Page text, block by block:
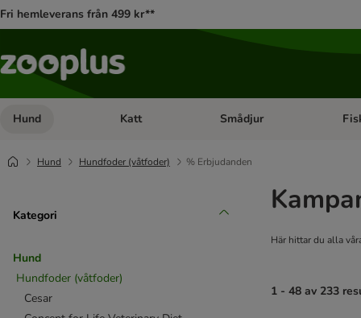
Fri hemleverans från 499 kr**
Hund Open category menu: Hund
Katt Open category menu: Katt
Smådjur
Hund Hundfoder (våtfoder) % Erbjudanden
Kategori
Hund
Hundfoder (våtfoder)
Cesar
Här hittar du alla
1 - 48 av 233